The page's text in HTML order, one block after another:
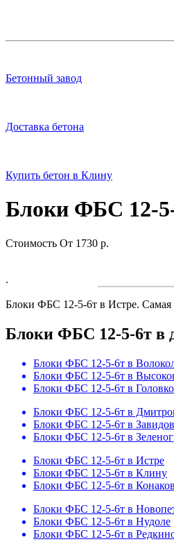
Бетонный завод
Доставка бетона
Купить бетон в Клину
Блоки ФБС 12-
Cтоимость От 1730 р.
.
Блоки ФБС 12-5-6т в Истре. Самая
Блоки ФБС 12-5-6т в
Блоки ФБС 12-5-6т в
Блоки ФБС 12-5-6т в
Блоки ФБС 12-5-6т в
Блоки ФБС 12-5-6т в
Блоки ФБС 12-5-6т в
Блоки ФБС 12-5-6т в
Блоки ФБС 12-5-6т в Истре
Блоки ФБС 12-5-6т в Клину
Блоки ФБС 12-5-6т в
Блоки ФБС 12-5-6т в
Блоки ФБС 12-5-6т в Нудоле
Блоки ФБС 12-5-6т в